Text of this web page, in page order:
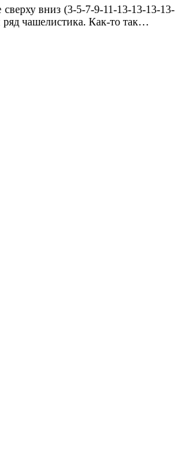
вниз (3-5-7-9-11-13-13-13-13-
ряд чашелистика. Как-то так…